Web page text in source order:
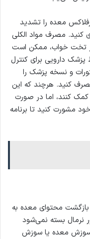
معده را تشدید
کنید. مصرف مواد الکلی
سر تخت خواب، ممکن است
دارویی برای کنترل
و نسخه پزشک را
کنید. هرچند که این
کنند، اما در صورت
مشورت کنید تا برنامه
بازگشت محتوای معده به
نرمال بسته نمی‌شود
معده یا سوزش